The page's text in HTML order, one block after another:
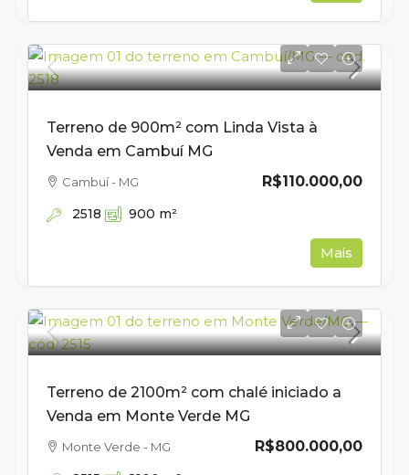
Terreno de 900m² com Linda Vista à
Venda em Cambuí MG
R$110.000,00
Cambuí - MG
2518 900 m²
Mais
Terreno de 2100m² com chalé iniciado a
Venda em Monte Verde MG
R$800.000,00
Monte Verde - MG